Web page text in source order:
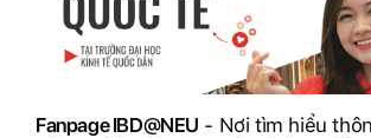
Fanpage IBD@NEU - Nơi tìm hiểu